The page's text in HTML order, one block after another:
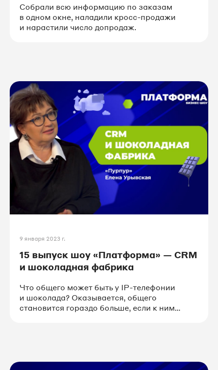
Собрали всю информацию по заказам
в одном окне, наладили кросс-продажи
и нарастили число допродаж.
9 января 2023 г.
15 выпуск шоу «Платформа» — CRM
и шоколадная фабрика
Что общего может быть у IP-телефонии
и шоколада? Оказывается, общего
становится гораздо больше, если к ним